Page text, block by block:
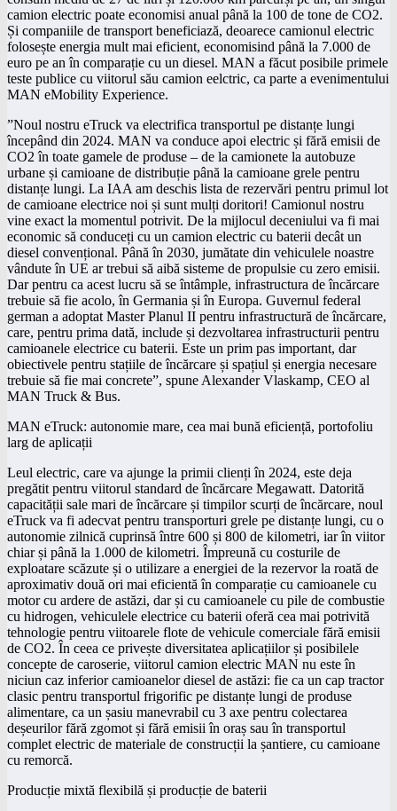
camion electric poate economisi anual până la 100 de tone de CO2.
Și companiile de transport beneficiază, deoarece camionul electric
folosește energia mult mai eficient, economisind până la 7.000 de
euro pe an în comparație cu un diesel. MAN a făcut posibile primele
teste publice cu viitorul său camion eelctric, ca parte a evenimentului
MAN eMobility Experience.
”Noul nostru eTruck va electrifica transportul pe distanțe lungi
începând din 2024. MAN va conduce apoi electric și fără emisii de
CO2 în toate gamele de produse – de la camionete la autobuze
urbane și camioane de distribuție până la camioane grele pentru
distanțe lungi. La IAA am deschis lista de rezervări pentru primul lot
de camioane electrice noi și sunt mulți doritori! Camionul nostru
vine exact la momentul potrivit. De la mijlocul deceniului va fi mai
economic să conduceți cu un camion electric cu baterii decât un
diesel convențional. Până în 2030, jumătate din vehiculele noastre
vândute în UE ar trebui să aibă sisteme de propulsie cu zero emisii.
Dar pentru ca acest lucru să se întâmple, infrastructura de încărcare
trebuie să fie acolo, în Germania și în Europa. Guvernul federal
german a adoptat Master Planul II pentru infrastructură de încărcare,
care, pentru prima dată, include și dezvoltarea infrastructurii pentru
camioanele electrice cu baterii. Este un prim pas important, dar
obiectivele pentru stațiile de încărcare și spațiul și energia necesare
trebuie să fie mai concrete”, spune Alexander Vlaskamp, ​​CEO al
MAN Truck & Bus.
MAN eTruck: autonomie mare, cea mai bună eficiență, portofoliu
larg de aplicații
Leul electric, care va ajunge la primii clienți în 2024, este deja
pregătit pentru viitorul standard de încărcare Megawatt. Datorită
capacității sale mari de încărcare și timpilor scurți de încărcare, noul
eTruck va fi adecvat pentru transporturi grele pe distanțe lungi, cu o
autonomie zilnică cuprinsă între 600 și 800 de kilometri, iar în viitor
chiar și până la 1.000 de kilometri. Împreună cu costurile de
exploatare scăzute și o utilizare a energiei de la rezervor la roată de
aproximativ două ori mai eficientă în comparație cu camioanele cu
motor cu ardere de astăzi, dar și cu camioanele cu pile de combustie
cu hidrogen, vehiculele electrice cu baterii oferă cea mai potrivită
tehnologie pentru viitoarele flote de vehicule comerciale fără emisii
de CO2. În ceea ce privește diversitatea aplicațiilor și posibilele
concepte de caroserie, viitorul camion electric MAN nu este în
niciun caz inferior camioanelor diesel de astăzi: fie ca un cap tractor
clasic pentru transportul frigorific pe distanțe lungi de produse
alimentare, ca un șasiu manevrabil cu 3 axe pentru colectarea
deșeurilor fără zgomot și fără emisii în oraș sau în transportul
complet electric de materiale de construcții la șantiere, cu camioane
cu remorcă.
Producție mixtă flexibilă și producție de baterii